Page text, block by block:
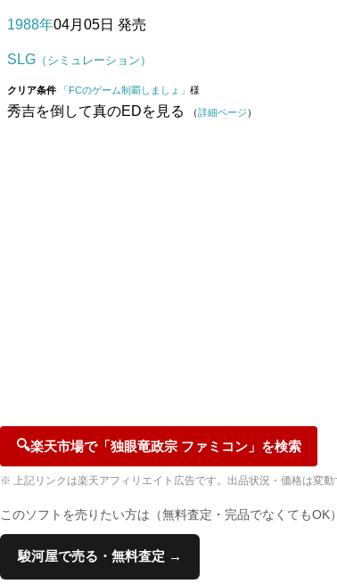
1988年04月05日 発売
SLG （シミュレーション）
クリア条件 「FCのゲーム制覇しましょ」 様
秀吉を倒して真のEDを見る （詳細ページ）
🔍楽天市場で「独眼竜政宗 ファミコン」を検索
※ 上記リンクは楽天アフィリエイト広告です。出品状況・価格は変
このソフトを売りたい方は（無料査定・完品でなくてもOK）
駿河屋で売る・無料査定 →